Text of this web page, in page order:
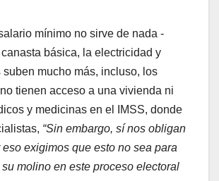
mínimo no sirve de nada -
básica, la electricidad y
mucho más, incluso, los
tienen acceso a una vivienda ni
y medicinas en el IMSS, donde
“Sin embargo, sí nos obligan
exigimos que esto no sea para
molino en este proceso electoral